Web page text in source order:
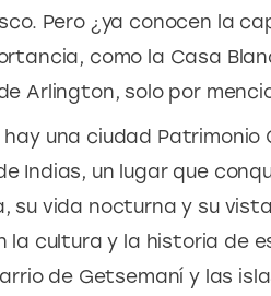
Pero ¿ya conocen la
como la Casa
Arlington, solo por
hay una ciudad Patrimonio
Indias, un lugar que
su vida nocturna y su
la cultura y la historia de
de Getsemaní y las